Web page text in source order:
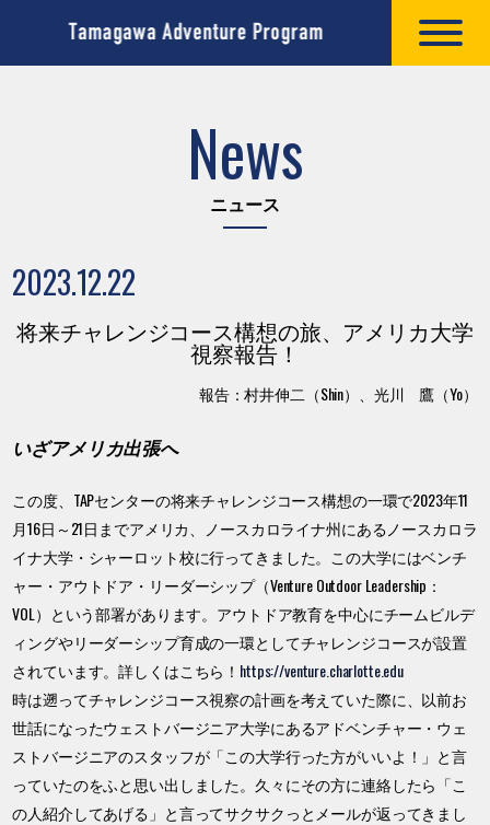
News
ニュース
2023.12.22
将来チャレンジコース構想の旅、アメリカ大学
視察報告！
報告：村井伸二（Shin）、光川 鷹（Yo）
いざアメリカ出張へ
この度、TAPセンターの将来チャレンジコース構想の一環で2023年11
月16日～21日までアメリカ、ノースカロライナ州にあるノースカロラ
イナ大学・シャーロット校に行ってきました。この大学にはベンチ
ャー・アウトドア・リーダーシップ（Venture Outdoor Leadership：
VOL）という部署があります。アウトドア教育を中心にチームビルデ
ィングやリーダーシップ育成の一環としてチャレンジコースが設置
されています。詳しくはこちら！ https://venture.charlotte.edu
時は遡ってチャレンジコース視察の計画を考えていた際に、以前お
世話になったウェストバージニア大学にあるアドベンチャー・ウェ
ストバージニアのスタッフが「この大学行った方がいいよ！」と言
っていたのをふと思い出しました。久々にその方に連絡したら「こ
の人紹介してあげる」と言ってサクサクっとメールが返ってきまし